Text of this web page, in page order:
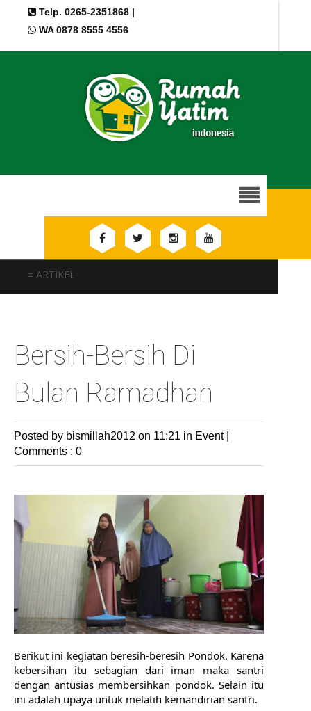
Telp. 0265-2351868 |
WA 0878 8555 4556
≡ ARTIKEL
Bersih-Bersih Di
Bulan Ramadhan
Posted by bismillah2012 on 11:21 in Event
Comments : 0
Berikut ini kegiatan beresih-beresih Pondok. Karena
kebersihan itu sebagian dari iman maka santri
dengan antusias membersihkan pondok. Selain itu
ini adalah upaya untuk melatih kemandirian santri.